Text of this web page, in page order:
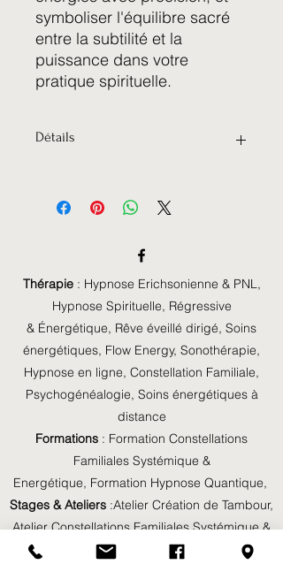
symboliser l'équilibre sacré
entre la subtilité et la
puissance dans votre
pratique spirituelle.
Détails
A l'intérieur se trouve des grains de
riz bio.
Thérapie: Hypnose Erichsonienne & PNL,
Hypnose Spirituelle, Régressive
& Énergétique, Rêve éveillé dirigé, Soins
énergétiques, Flow Energy, Sonothérapie,
Hypnose en ligne, Constellation Familiale,
Psychogénéalogie, Soins énergétiquesà
distance
Formations : Formation Constellations
Familiales Systémique &
Energétique, Formation Hypnose Quantique,
Stages & Ateliers :Atelier Création de Tambour,
Atelier Constellations Familiales Systémique &
Energétique, Cercle Vibratoire Tambour &